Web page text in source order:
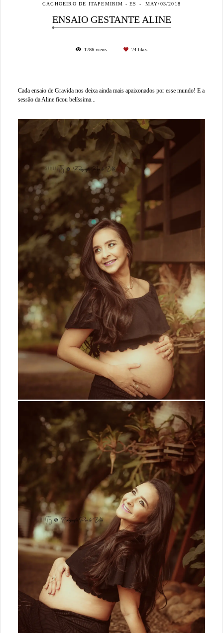
CACHOEIRO DE ITAPEMIRIM - ES
MAY/03/2018
ENSAIO GESTANTE ALINE
1786 views 24 likes
Cada ensaio de Gravida nos deixa ainda mais apaixonados por esse mundo! E a
sessão da Aline ficou belíssima...